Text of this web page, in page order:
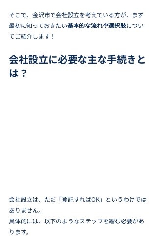
そこで、金沢市で会社設立を考えている方が、まず
最初に知っておきたい基本的な流れや選択肢につい
てご紹介します！
会社設立に必要な主な手続きと
は？
会社設立は、ただ「登記すればOK」というわけでは
ありません。
具体的には、以下のようなステップを踏む必要があ
ります。